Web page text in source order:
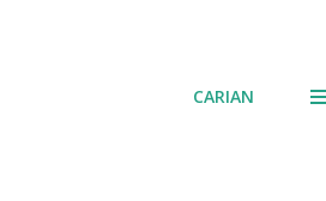
CARIAN